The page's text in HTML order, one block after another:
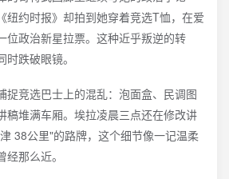
纽约时报》却拍到她穿着竞选T恤，在爱
位政治新星拉票。这种近乎叛逆的转
跌破眼镜。
捉竞选巴士上的混乱：泡面盒、民调图
稿堆满车厢。埃拉凌晨三点还在修改讲
38公里"的路牌，这个细节像一记温柔
那么近。